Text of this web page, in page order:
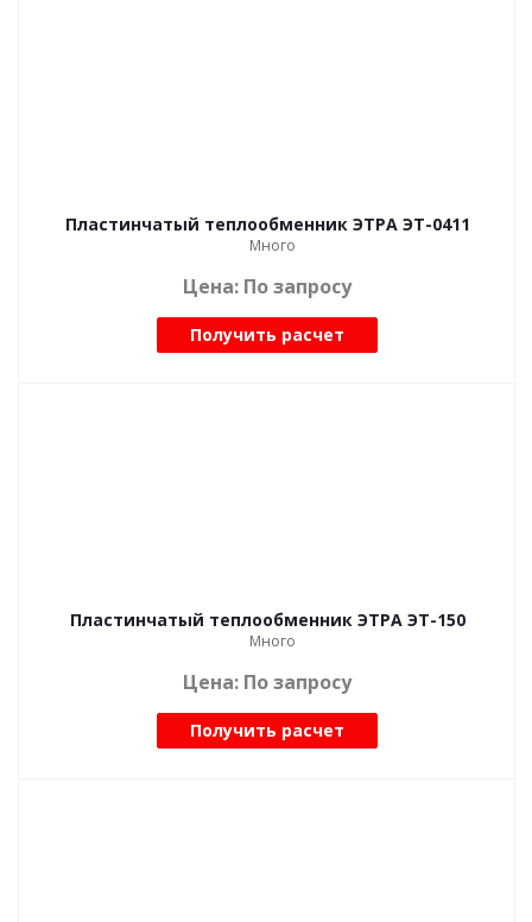
Пластинчатый теплообменник ЭТРА ЭТ-0411
Много
Цена: По запросу
Получить расчет
Пластинчатый теплообменник ЭТРА ЭТ-150
Много
Цена: По запросу
Получить расчет